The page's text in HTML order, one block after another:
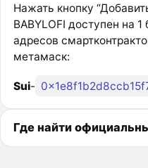
Нажать кнопку
BABYLOFI доступен на
адресов
метамаск:
Sui-
Где найти